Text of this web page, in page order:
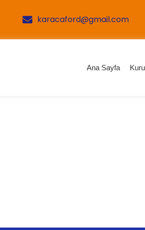
karacaford@gmail.com
Ana Sayfa